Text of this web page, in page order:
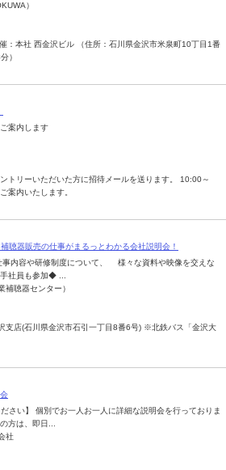
）
：本社 西金沢ビル （住所：石川県金沢市米泉町10丁目1番
）
案内します
トリーいただいた方に招待メールを送ります。 10:00～
案内いたします。
聴器販売の仕事がまるっとわかる会社説明会！
内容や研修制度について、 様々な資料や映像を交えな
社員も参加◆ ...
補聴器センター）
店(石川県金沢市石引一丁目8番6号) ※北鉄バス「金沢大
さい】 個別でお一人お一人に詳細な説明会を行っておりま
方は、即日...
社